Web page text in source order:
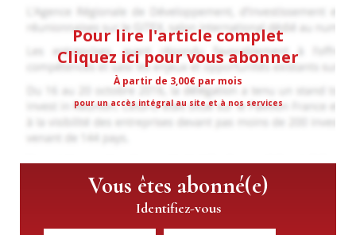
Pour lire l'article complet
Cliquez ici pour vous abonner
À partir de 3,00€ par mois
pour un accès intégral au site et à nos services
Vous êtes abonné(e)
Identifiez-vous